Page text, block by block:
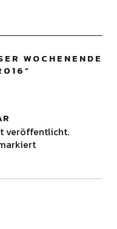
WOCHENENDE
”
veröffentlicht.